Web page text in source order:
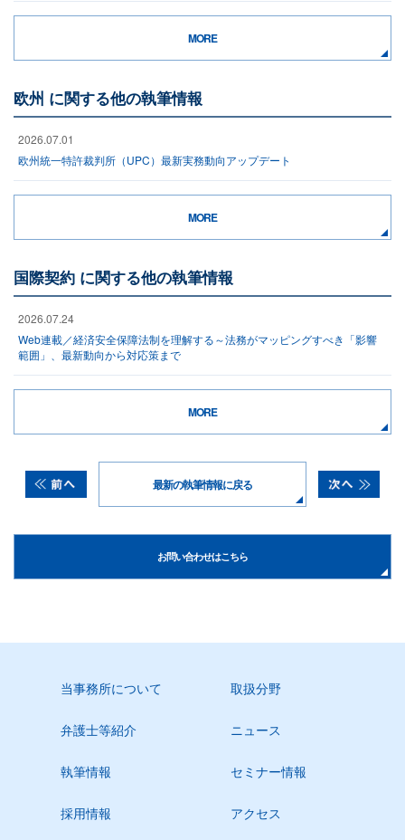
MORE
欧州 に関する他の執筆情報
2026.07.01
欧州統一特許裁判所（UPC）最新実務動向アップデート
MORE
国際契約 に関する他の執筆情報
2026.07.24
Web連載／経済安全保障法制を理解する～法務がマッピングすべき「影響
範囲」、最新動向から対応策まで
MORE
最新の執筆情報に戻る
お問い合わせはこちら
当事務所について 取扱分野
弁護士等紹介 ニュース
執筆情報 セミナー情報
採用情報 アクセス